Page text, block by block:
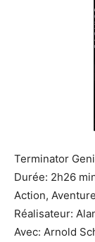
Terminator
Durée: 2h26
Action,
Réalisateur:
Avec: Arnold